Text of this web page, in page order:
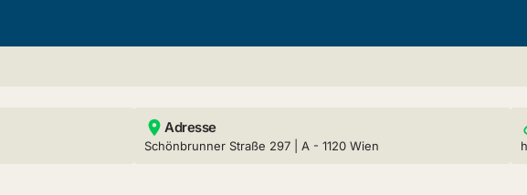
Adresse
Schönbrunner Straße 297 | A - 1120 Wien